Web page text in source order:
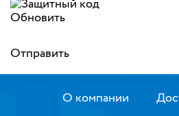
Обновить
Отправить
О компании